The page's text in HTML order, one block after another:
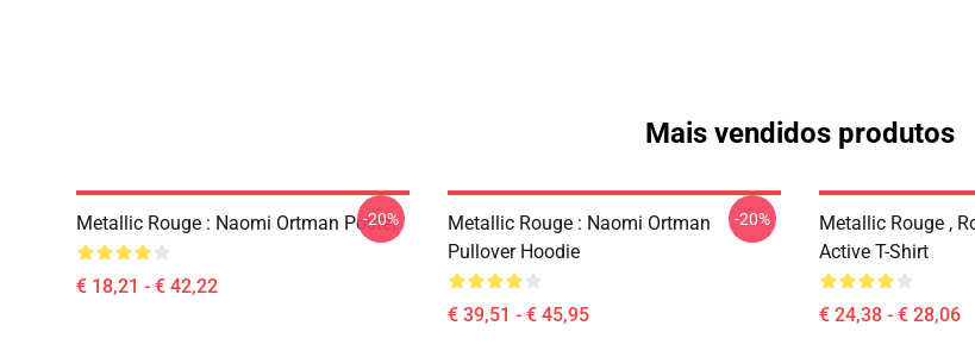
Mais vendidos produtos
Metallic Rouge : Naomi Ortman Poster
€ 18,21 - € 42,22
-20%
Metallic Rouge : Naomi Ortman
Pullover Hoodie
€ 39,51 - € 45,95
-20%
Metallic Rouge ,
Active T-Shirt
€ 24,38 - € 28,06